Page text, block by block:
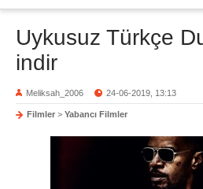
Uykusuz Türkçe
indir
Meliksah_2006 24-06-2019, 13:13
Filmler > Yabancı Filmler